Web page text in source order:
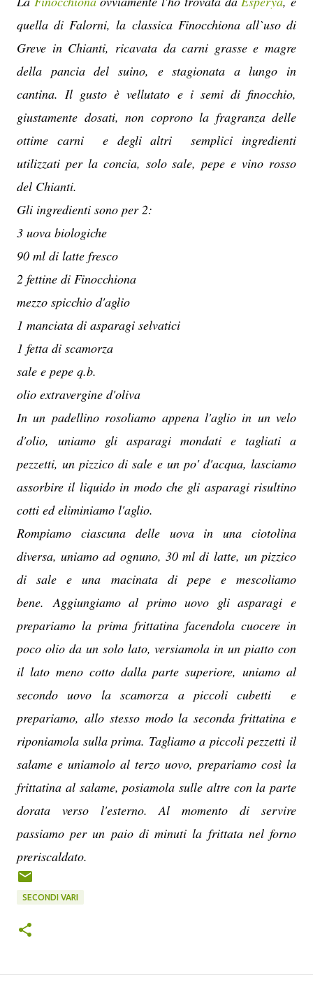
quella di Falorni, la classica Finocchiona all`uso di
Greve in Chianti, ricavata da carni grasse e magre
della pancia del suino, e stagionata a lungo in
cantina. Il gusto è vellutato e i semi di finocchio,
giustamente dosati, non coprono la fragranza delle
ottime carni e degli altri semplici ingredienti
utilizzati per la concia, solo sale, pepe e vino rosso
del Chianti.
Gli ingredienti sono per 2:
3 uova biologiche
90 ml di latte fresco
2 fettine di Finocchiona
mezzo spicchio d'aglio
1 manciata di asparagi selvatici
1 fetta di scamorza
sale e pepe q.b.
olio extravergine d'oliva
In un padellino rosoliamo appena l'aglio in un velo
d'olio, uniamo gli asparagi mondati e tagliati a
pezzetti, un pizzico di sale e un po' d'acqua, lasciamo
assorbire il liquido in modo che gli asparagi risultino
cotti ed eliminiamo l'aglio.
Rompiamo ciascuna delle uova in una ciotolina
diversa, uniamo ad ognuno, 30 ml di latte, un pizzico
di sale e una macinata di pepe e mescoliamo
bene. Aggiungiamo al primo uovo gli asparagi e
prepariamo la prima frittatina facendola cuocere in
poco olio da un solo lato, versiamola in un piatto con
il lato meno cotto dalla parte superiore, uniamo al
secondo uovo la scamorza a piccoli cubetti e
prepariamo, allo stesso modo la seconda frittatina e
riponiamola sulla prima. Tagliamo a piccoli pezzetti il
salame e uniamolo al terzo uovo, prepariamo così la
frittatina al salame, posiamola sulle altre con la parte
dorata verso l'esterno. Al momento di servire
passiamo per un paio di minuti la frittata nel forno
preriscaldato.
SECONDI VARI